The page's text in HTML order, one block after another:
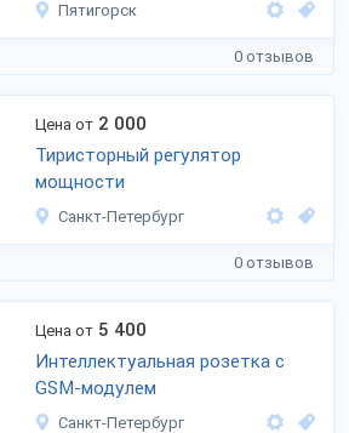
Пятигорск
0 отзывов
Цена от 2 000
Тиристорный регулятор
мощности
Санкт-Петербург
0 отзывов
Цена от 5 400
Интеллектуальная розетка с
GSM-модулем
Санкт-Петербург